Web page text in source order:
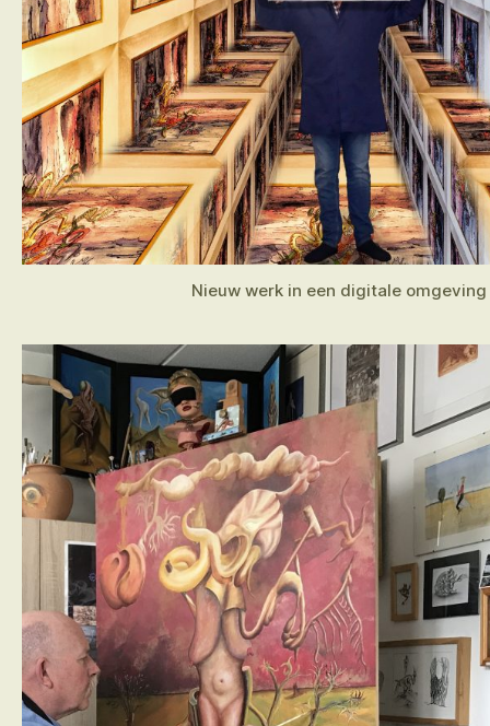
Nieuw werk in een digitale omgeving